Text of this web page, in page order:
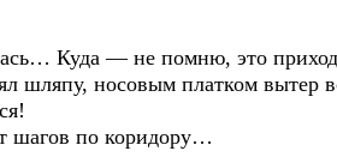
Куда — не помню, это
шляпу, носовым платком вытер
шагов по коридору…